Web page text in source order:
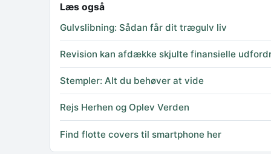
Læs også
Gulvslibning: Sådan får dit trægulv liv
Revision kan afdække skjulte finansielle
Stempler: Alt du behøver at vide
Rejs Herhen og Oplev Verden
Find flotte covers til smartphone her